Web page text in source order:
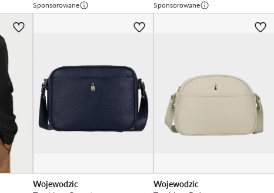
Sponsorowane
Wojewodzic
Sponsorowane
Wojewodzic